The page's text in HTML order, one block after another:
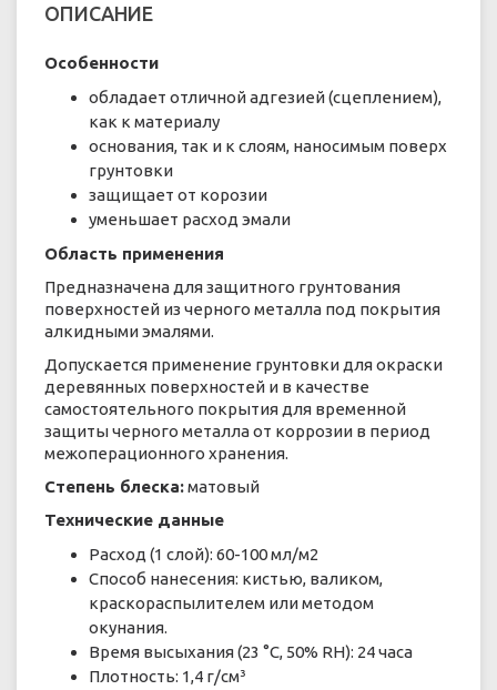
ОПИСАНИЕ
Особенности
обладает отличной адгезией (сцеплением),
как к материалу
основания, так и к слоям, наносимым поверх
грунтовки
защищает от корозии
уменьшает расход эмали
Область применения
Предназначена для защитного грунтования
поверхностей из черного металла под покрытия
алкидными эмалями.
Допускается применение грунтовки для окраски
деревянных поверхностей и в качестве
самостоятельного покрытия для временной
защиты черного металла от коррозии в период
межоперационного хранения.
Степень блеска:матовый
Технические данные
Расход (1 слой): 60-100 мл/м2
Способ нанесения: кистью, валиком,
краскораспылителем или методом
окунания.
Время высыхания (23 °С, 50% RH): 24 часа
Плотность: 1,4 г/см³